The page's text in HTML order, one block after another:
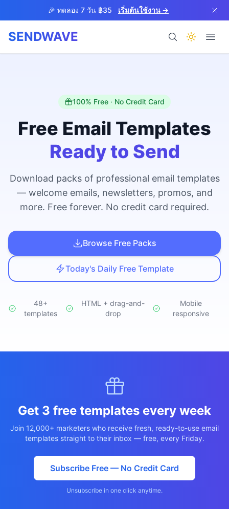
Skip to main content🎉 ทดลอง 7 วัน ฿35 เริ่มต้นใช้งาน →
SENDWAVE
BETA
ช่วยเหลือ
Studio NEW
เข้าสู่ระบบ
100% Free · No Credit Card
Free Email Templates
Ready to Send
Download packs of professional email templates
— welcome emails, newsletters, promos, and
more. Free forever. No credit card required.
Browse Free Packs
Today's Daily Free Template
48+
templates
HTML + drag-and-
drop
Mobile
responsive
Get 3 free templates every week
Join 12,000+ marketers who receive fresh, ready-to-use email
templates straight to their inbox — free, every Friday.
Subscribe Free — No Credit Card
Unsubscribe in one click anytime.